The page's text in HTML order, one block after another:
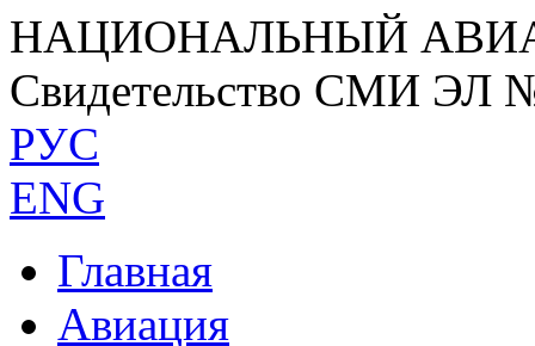
НАЦИОНАЛЬНЫЙ
Свидетельство СМИ ЭЛ
РУС
ENG
Главная
Авиация